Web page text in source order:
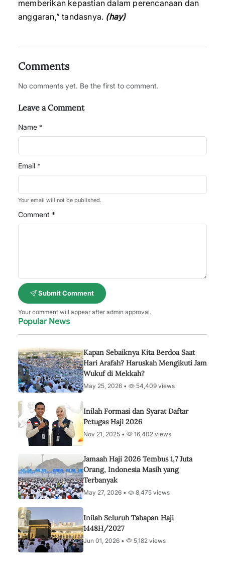
memberikan kepastian dalam perencanaan dan
anggaran,” tandasnya. (hay)
Comments
No comments yet. Be the first to comment.
Leave a Comment
Name *
Email *
Your email will not be published.
Comment *
Submit Comment
Your comment will appear after admin approval.
Popular News
Kapan Sebaiknya Kita Berdoa Saat
Hari Arafah? Haruskah Mengikuti Jam
Wukuf di Mekkah?
May 25, 2026 • 54,409 views
Inilah Formasi dan Syarat Daftar
Petugas Haji 2026
Nov 21, 2025 • 16,402 views
Jamaah Haji 2026 Tembus 1,7 Juta
Orang, Indonesia Masih yang
Terbanyak
May 27, 2026 • 8,475 views
Inilah Seluruh Tahapan Haji
1448H/2027
Jun 01, 2026 • 5,182 views